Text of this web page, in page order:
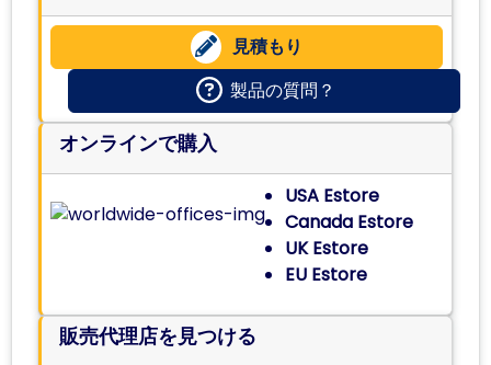
見積もり
製品の質問？
オンラインで購入
USA Estore
Canada Estore
UK Estore
EU Estore
販売代理店を見つける